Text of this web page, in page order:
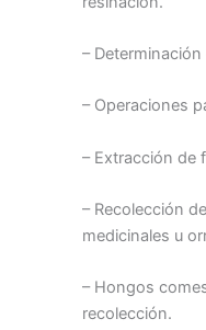
–
– Operaciones
– Extracción de
– Recolección
medicinales u
– Hongos
recolección.